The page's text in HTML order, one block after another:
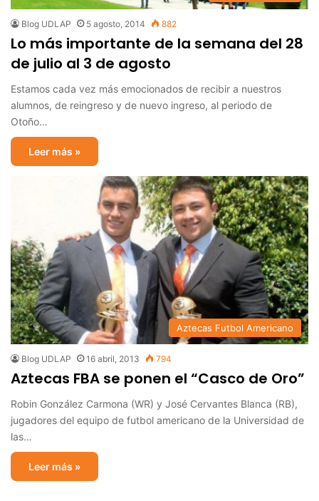
Blog UDLAP 5 agosto, 2014 882
Lo más importante de la semana del 28
de julio al 3 de agosto
Estamos cada vez más emocionados de recibir a nuestros
alumnos, de reingreso y de nuevo ingreso, al periodo de
Otoño…
Leer más »
Aztecas Futbol Americano
Blog UDLAP 16 abril, 2013 794
Aztecas FBA se ponen el “Casco de Oro”
Robin González Carmona (WR) y José Cervantes Blanca (RB),
jugadores del equipo de futbol americano de la Universidad de
las…
Leer más »